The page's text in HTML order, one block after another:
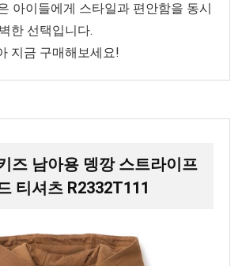
아이들에게 스타일과 편안함을 동시
한 선택입니다.
지금 구매해보세요!
즈 남아용 뎅깡 스트라이프
티셔츠 R2332T111